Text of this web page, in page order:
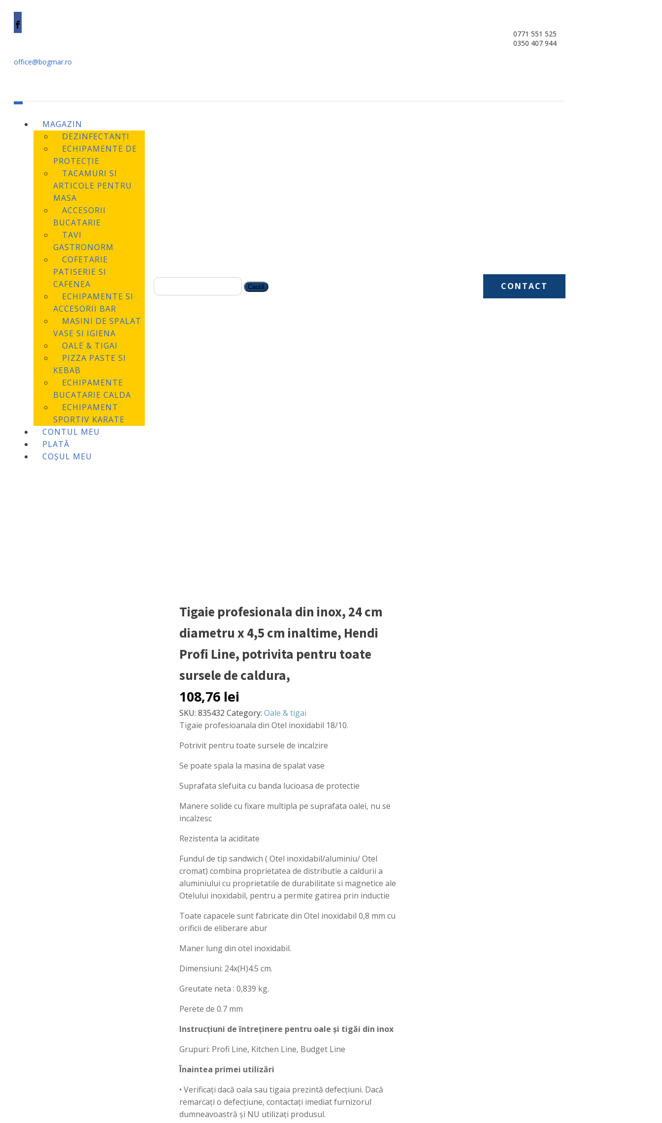
0771 551 525
0350 407 944
office@bogmar.ro
MAGAZIN
DEZINFECTANȚI
ECHIPAMENTE DE
PROTECȚIE
TACAMURI SI
ARTICOLE PENTRU
MASA
ACCESORII
BUCATARIE
TAVI
GASTRONORM
COFETARIE
PATISERIE SI
CAFENEA
ECHIPAMENTE SI
ACCESORII BAR
MASINI DE SPALAT
VASE SI IGIENA
OALE & TIGAI
PIZZA PASTE SI
KEBAB
ECHIPAMENTE
BUCATARIE CALDA
ECHIPAMENT
SPORTIV KARATE
CONTUL MEU
PLATĂ
COȘUL MEU
după:
CONTACT
Tigaie profesionala din inox, 24 cm
diametru x 4,5 cm inaltime, Hendi
Profi Line, potrivita pentru toate
sursele de caldura,
108,76 lei
SKU: 835432 Category: Oale & tigai
Tigaie profesioanala din Otel inoxidabil 18/10.
Potrivit pentru toate sursele de incalzire
Se poate spala la masina de spalat vase
Suprafata slefuita cu banda lucioasa de protectie
Manere solide cu fixare multipla pe suprafata oalei, nu se
incalzesc
Rezistenta la aciditate
Fundul de tip sandwich ( Otel inoxidabil/aluminiu/ Otel
cromat) combina proprietatea de distributie a caldurii a
aluminiului cu proprietatile de durabilitate si magnetice ale
Otelului inoxidabil, pentru a permite gatirea prin inductie
Toate capacele sunt fabricate din Otel inoxidabil 0,8 mm cu
orificii de eliberare abur
Maner lung din otel inoxidabil.
Dimensiuni: 24x(H)4.5 cm.
Greutate neta : 0,839 kg.
Perete de 0.7 mm
Instrucțiuni de întreținere pentru oale și tigăi din inox
Grupuri: Profi Line, Kitchen Line, Budget Line
Înaintea primei utilizări
• Verificați dacă oala sau tigaia prezintă defecțiuni. Dacă
remarcați o defecțiune, contactați imediat furnizorul
dumneavoastră și NU utilizați produsul.